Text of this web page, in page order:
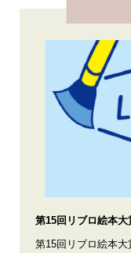
第15回リブロ絵本大
第15回リブロ絵本